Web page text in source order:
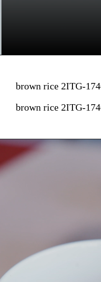
brown rice 2ITG-
brown rice 2ITG-